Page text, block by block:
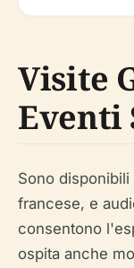
Visite
Eventi
Sono
francese, e
consentono
ospita anche